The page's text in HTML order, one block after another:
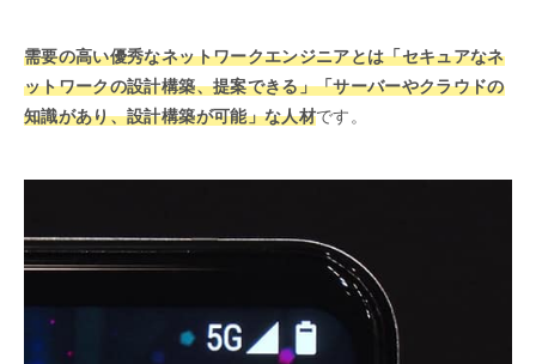
需要の高い優秀なネットワークエンジニアとは「セキュアなネ
ットワークの設計構築、提案できる」「サーバーやクラウドの
知識があり、設計構築が可能」な人材です。